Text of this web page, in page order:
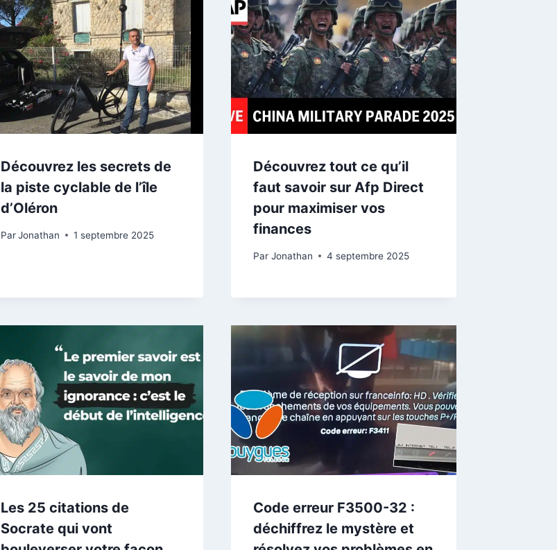
Découvrez les secrets de
la piste cyclable de l’île
d’Oléron
Par Jonathan 1 septembre 2025
Découvrez tout ce qu’il
faut savoir sur Afp Direct
pour maximiser vos
finances
Par Jonathan 4 septembre 2025
Les 25 citations de
Socrate qui vont
Code erreur F3500-32 :
déchiffrez le mystère et